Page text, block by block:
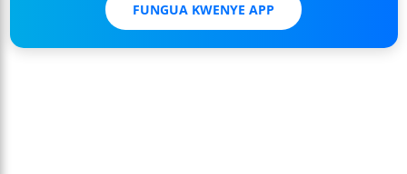
FUNGUA KWENYE APP